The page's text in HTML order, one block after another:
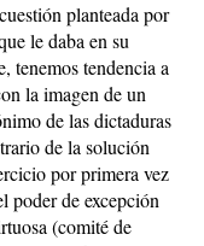
planteada por
le daba en su
tenemos tendencia a
la imagen de un
de las dictaduras
de la solución
por primera vez
poder de excepción
(comité de